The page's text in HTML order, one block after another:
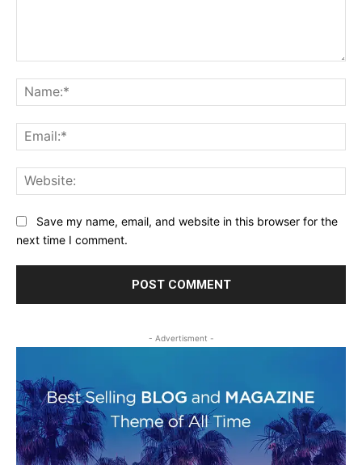
Save my name, email, and website in this browser for the
next time I comment.
- Advertisment -